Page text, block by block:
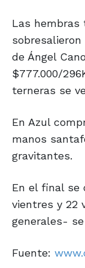
Las hembras
de Ángel
$777.000/
terneras se
En Azul
manos
gravitantes.
En el final se
vientres y 22
generales- se
Fuente: